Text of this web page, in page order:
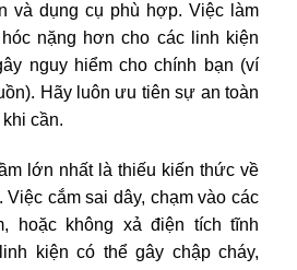
và dụng cụ phù hợp. Việc làm
nặng hơn cho các linh kiện
nguy hiểm cho chính bạn (ví
Hãy luôn ưu tiên sự an toàn
cần.
lớn nhất là thiếu kiến thức về
cắm sai dây, chạm vào các
hoặc không xả điện tích tĩnh
kiện có thể gây chập cháy,